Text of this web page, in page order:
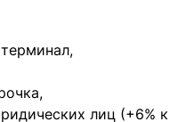
лиц (+6% к